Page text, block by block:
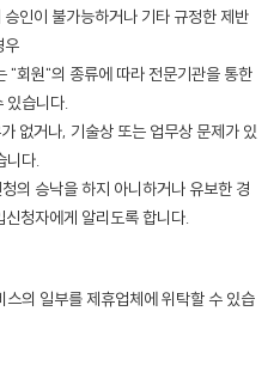
인이 불가능하거나 기타 규정한 제반
우
"회원"의 종류에 따라 전문기관을 통한
있습니다.
없거나, 기술상 또는 업무상 문제가 있
니다.
의 승낙을 하지 아니하거나 유보한 경
청자에게 알리도록 합니다.
의 일부를 제휴업체에 위탁할 수 있습